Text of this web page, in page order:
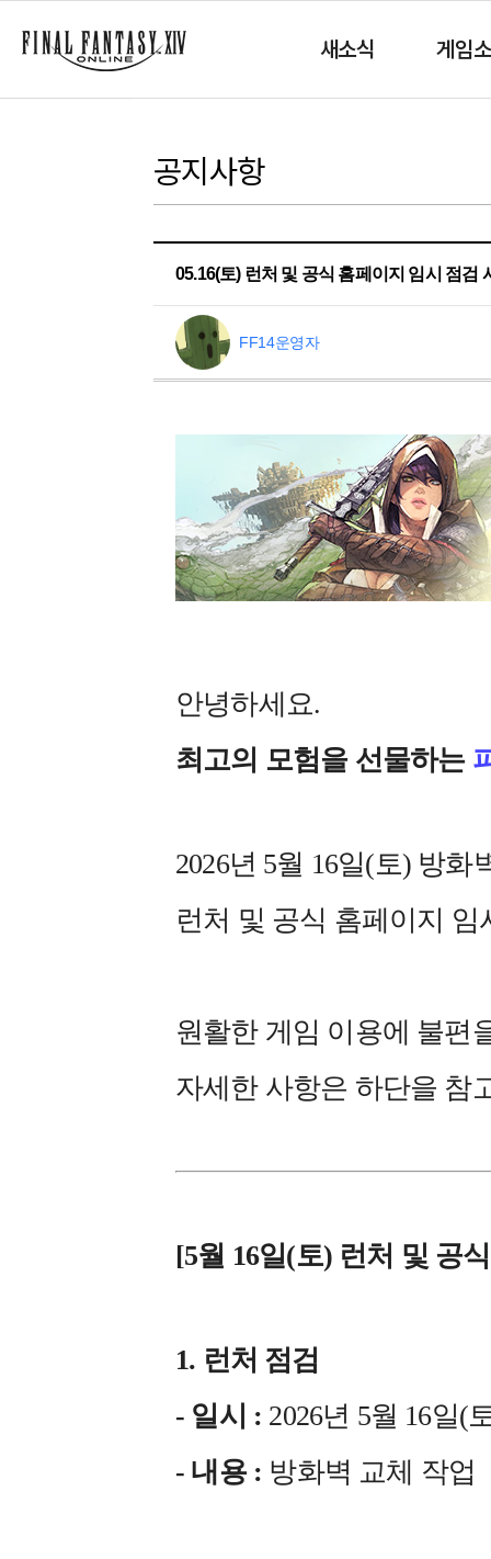
새소식 게임
공지사항
05.16(토) 런처 및 공식 홈페이지 임시 점검
FF14운영자
안녕하세요.
최고의 모험을 선물하는
2026년 5월 16일(토) 방화
런처 및 공식 홈페이지
원활한 게임 이용에 불편
자세한 사항은 하단을 참
[5월 16일(토) 런처 및 공
1. 런처 점검
- 일시 : 2026년 5월 16일(
- 내용 : 방화벽 교체 작업